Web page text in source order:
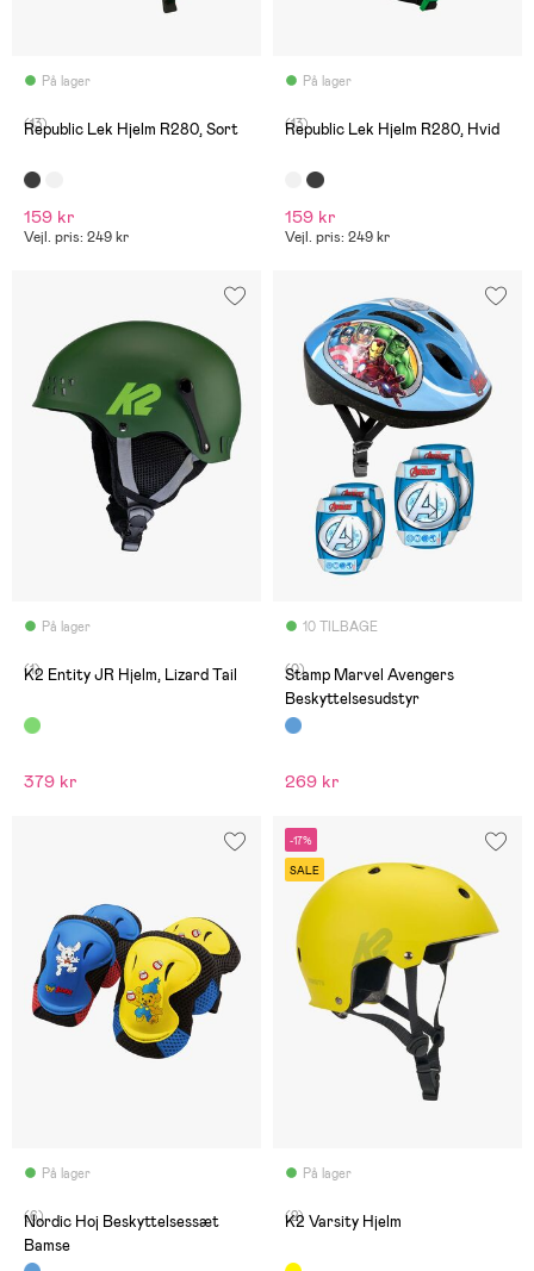
På lager
(13)
Republic Lek Hjelm R280, Sort
159 kr
Vejl. pris: 249 kr
På lager
(13)
Republic Lek Hjelm R280, Hvid
159 kr
Vejl. pris: 249 kr
På lager
(1)
K2 Entity JR Hjelm, Lizard Tail
379 kr
10 TILBAGE
(0)
Stamp Marvel Avengers
Beskyttelsesudstyr
269 kr
På lager
(6)
Nordic Hoj Beskyttelsessæt
Bamse
-17%
SALE
På lager
(2)
K2 Varsity Hjelm